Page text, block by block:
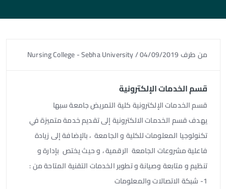
من طرف Nursing College - Sebha University/04/09/2019
قسم الخدمات الإلكترونية
قسم الخدمات الإلكترونية كلية التمريض جامعة سبها
يهدف قسم الخدمات الالكترونية إلى تقديم خدمة متميزة في
تكنولوجيا المعلومات للكلية و الجامعة ، بالإضافة إلى زيادة
فاعلية مشروعات الجامعة الرقمية ، و حيث يختص بإدارة و
تنظيم و متابعة وصيانة و تطوير الخدمات التقنية المتاحة من :
1- شبكة الاتصالات والمعلومات